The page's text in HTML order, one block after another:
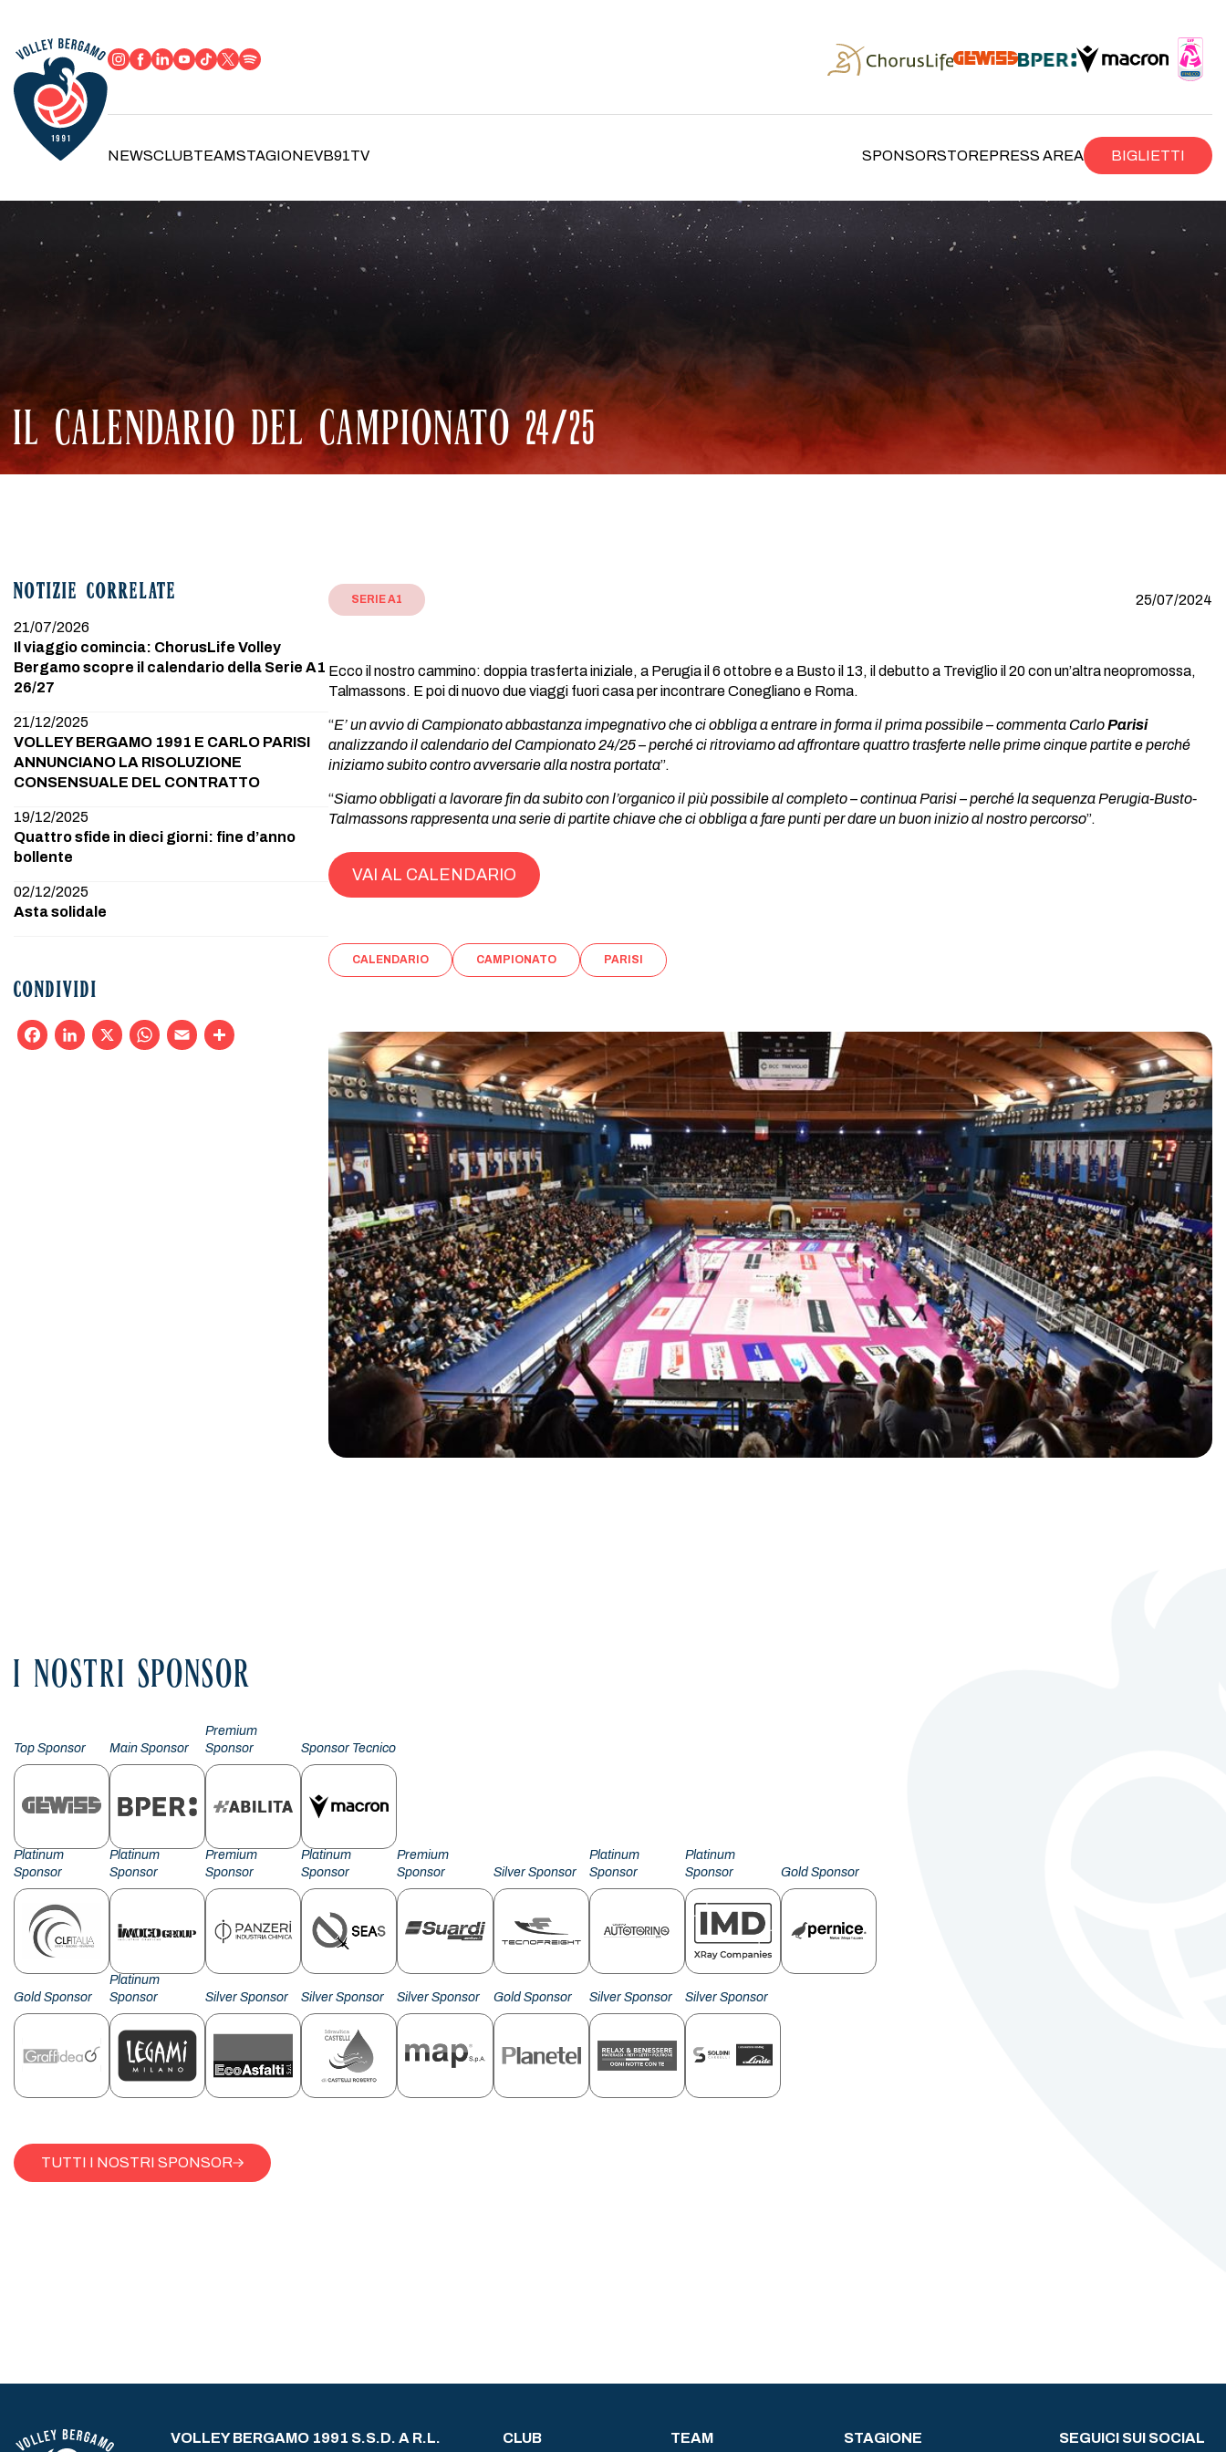
NEWSCLUBTEAMSTAGIONEVB91TV SPONSORSTOREPRESS AREA BIGLIETTI
IL CALENDARIO DEL CAMPIONATO 24/25
NOTIZIE CORRELATE
21/07/2026
Il viaggio comincia: ChorusLife Volley
Bergamo scopre il calendario della Serie A1
26/27
21/12/2025
VOLLEY BERGAMO 1991 E CARLO PARISI
ANNUNCIANO LA RISOLUZIONE
CONSENSUALE DEL CONTRATTO
19/12/2025
Quattro sfide in dieci giorni: fine d’anno
bollente
02/12/2025
Asta solidale
CONDIVIDI
SERIE A1 25/07/2024
Ecco il nostro cammino: doppia trasferta iniziale, a Perugia il 6 ottobre e a Busto il 13, il debutto a Treviglio il 20 con un’altra neopromossa,
Talmassons. E poi di nuovo due viaggi fuori casa per incontrare Conegliano e Roma.
“E’ un avvio di Campionato abbastanza impegnativo che ci obbliga a entrare in forma il prima possibile – commenta CarloParisi
analizzando il calendario del Campionato 24/25 – perché ci ritroviamo ad affrontare quattro trasferte nelle prime cinque partite e perché
iniziamo subito contro avversarie alla nostra portata”.
“Siamo obbligati a lavorare fin da subito con l’organico il più possibile al completo – continua Parisi – perché la sequenza Perugia-Busto-
Talmassons rappresenta una serie di partite chiave che ci obbliga a fare punti per dare un buon inizio al nostro percorso”.
VAI AL CALENDARIO
CALENDARIO CAMPIONATO PARISI
I NOSTRI SPONSOR
Top Sponsor Main Sponsor
Premium
Sponsor
Sponsor Tecnico
Platinum
Sponsor
Platinum
Sponsor
Premium
Sponsor
Platinum
Sponsor
Premium
Sponsor
Silver Sponsor
Platinum
Sponsor
Platinum
Sponsor
Gold Sponsor
Gold Sponsor
Platinum
Sponsor
Silver Sponsor Silver Sponsor Silver Sponsor Gold Sponsor Silver Sponsor Silver Sponsor
TUTTI I NOSTRI SPONSOR
VOLLEY BERGAMO 1991 S.S.D. A R.L. CLUB TEAM STAGIONE SEGUICI SUI SOCIAL